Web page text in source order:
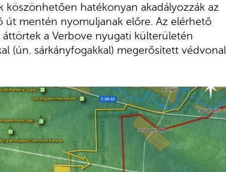
hatékonyan akadályozzák az
út mentén nyomuljanak előre. Az elérhető
a Verbove nyugati külterületén
(ún. sárkányfogakkal) megerősített védvonal